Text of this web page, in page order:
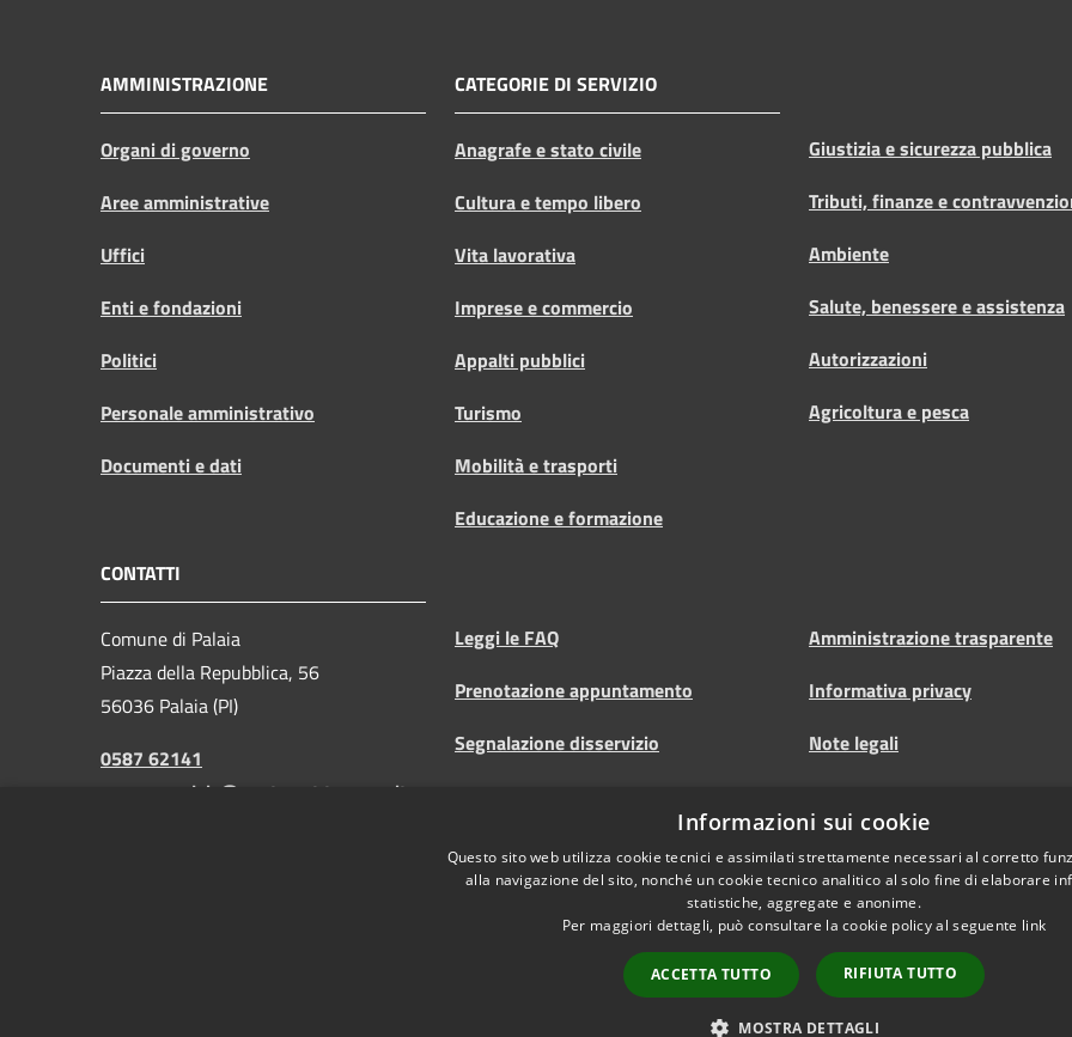
AMMINISTRAZIONE
Organi di governo
Aree amministrative
Uffici
Enti e fondazioni
Politici
Personale amministrativo
Documenti e dati
CATEGORIE DI SERVIZIO
Anagrafe e stato civile
Cultura e tempo libero
Vita lavorativa
Imprese e commercio
Appalti pubblici
Turismo
Mobilità e trasporti
Educazione e formazione
Giustizia e sicurezza pubblica
Tributi, finanze e
Ambiente
Salute, benessere e assistenza
Autorizzazioni
Agricoltura e pesca
CONTATTI
Comune di Palaia
Piazza della Repubblica, 56
56036 Palaia (PI)
0587 62141
comune.palaia@postacert.toscana.it
Leggi le FAQ
Prenotazione appuntamento
Segnalazione disservizio
Amministrazione trasparente
Informativa privacy
Note legali
Albo pretorio
Copyright © 2026 •
Informazioni sui cookie
Questo sito web utilizza cookie tecnici e assimilati strettamente necessari al corretto
alla navigazione del sito, nonché un cookie tecnico analitico al solo fine di elaborare
statistiche, aggregate e anonime.
Per maggiori dettagli, può consultare la cookie policy al seguente link
ACCETTA TUTTO RIFIUTA TUTTO
MOSTRA DETTAGLI